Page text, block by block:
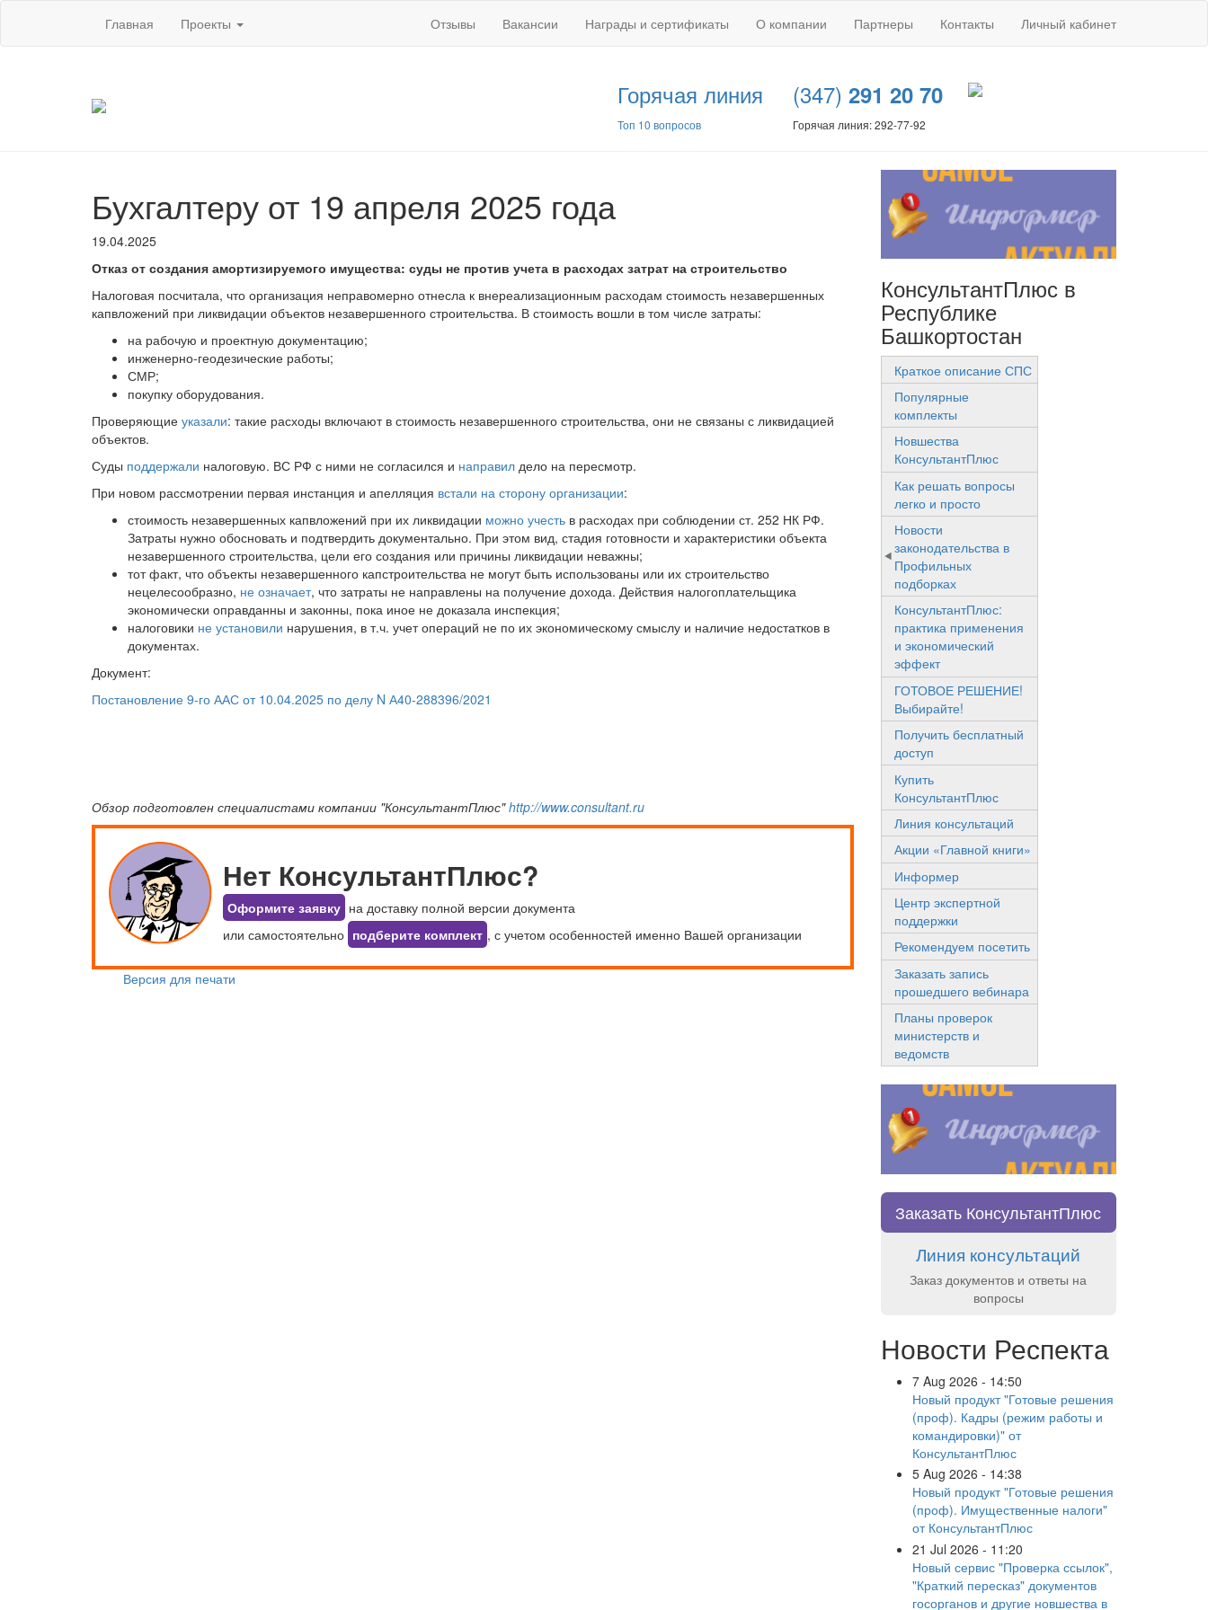
Главная Проекты Отзывы Вакансии Награды и сертификаты О компании Партнеры Контакты Личный кабинет
Горячая линия
Топ 10 вопросов
(347) 291 20 70
Горячая линия: 292-77-92
Бухгалтеру от 19 апреля 2025 года
19.04.2025
Отказ от создания амортизируемого имущества: суды не против учета в расходах затрат на строительство
Налоговая посчитала, что организация неправомерно отнесла к внереализационным расходам стоимость незавершенных
капвложений при ликвидации объектов незавершенного строительства. В стоимость вошли в том числе затраты:
на рабочую и проектную документацию;
инженерно-геодезические работы;
СМР;
покупку оборудования.
Проверяющие указали: такие расходы включают в стоимость незавершенного строительства, они не связаны с ликвидацией
объектов.
Суды поддержали налоговую. ВС РФ с ними не согласился и направил дело на пересмотр.
При новом рассмотрении первая инстанция и апелляция встали на сторону организации:
стоимость незавершенных капвложений при их ликвидации можно учесть в расходах при соблюдении ст. 252 НК РФ.
Затраты нужно обосновать и подтвердить документально. При этом вид, стадия готовности и характеристики объекта
незавершенного строительства, цели его создания или причины ликвидации неважны;
тот факт, что объекты незавершенного капстроительства не могут быть использованы или их строительство
нецелесообразно, не означает, что затраты не направлены на получение дохода. Действия налогоплательщика
экономически оправданны и законны, пока иное не доказала инспекция;
налоговики не установили нарушения, в т.ч. учет операций не по их экономическому смыслу и наличие недостатков в
документах.
Документ:
Постановление 9-го ААС от 10.04.2025 по делу N А40-288396/2021
Обзор подготовлен специалистами компании "КонсультантПлюс"http://www.consultant.ru
Нет КонсультантПлюс?
Оформите заявку на доставку полной версии документа
или самостоятельно подберите комплект , с учетом особенностей именно Вашей организации
Версия для печати
КонсультантПлюс в
Республике
Башкортостан
Краткое описание СПС
Популярные
комплекты
Новшества
КонсультантПлюс
Как решать вопросы
легко и просто
Новости
законодательства в
Профильных
подборках
КонсультантПлюс:
практика применения
и экономический
эффект
ГОТОВОЕ РЕШЕНИЕ!
Выбирайте!
Получить бесплатный
доступ
Купить
КонсультантПлюс
Линия консультаций
Акции «Главной книги»
Информер
Центр экспертной
поддержки
Рекомендуем посетить
Заказать запись
прошедшего вебинара
Планы проверок
министерств и
ведомств
Заказать КонсультантПлюс
Линия консультаций
Заказ документов и ответы на
вопросы
Новости Респекта
7 Aug 2026 - 14:50
Новый продукт "Готовые решения
(проф). Кадры (режим работы и
командировки)" от
КонсультантПлюс
5 Aug 2026 - 14:38
Новый продукт "Готовые решения
(проф). Имущественные налоги"
от КонсультантПлюс
21 Jul 2026 - 11:20
Новый сервис "Проверка ссылок",
"Краткий пересказ" документов
госорганов и другие новшества в